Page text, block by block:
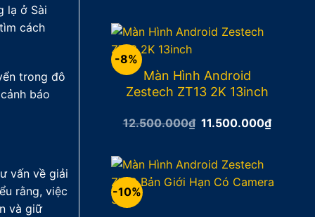
lạ ở Sài
cách
trong đô
báo
vấn về giải
rằng, việc
và giữ
-8%
Màn Hình Android
Zestech ZT13 2K 13inch
12.500.000₫ Giá
11.500.000₫
-10%